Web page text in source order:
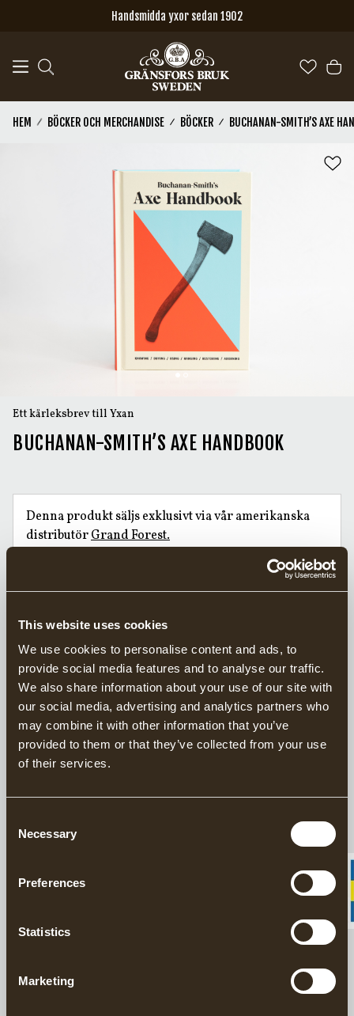
This website uses cookies
We use cookies to personalise content and ads, to
provide social media features and to analyse our traffic.
We also share information about your use of our site with
our social media, advertising and analytics partners who
may combine it with other information that you’ve
provided to them or that they’ve collected from your use
of their services.
Selection
Necessary
Preferences
Statistics
Marketing
Handsmidda yxor sedan 1902
HEM BÖCKER OCH MERCHANDISE BÖCKER BUCHANAN-SMITH’S AXE
Ett kärleksbrev till Yxan
BUCHANAN-SMITH’S AXE HANDBOOK
Denna produkt säljs exklusivt via vår amerikanska
distributörGrand Forest.
Ansvarsfullt tillverkade i Sverige
This book is truly a love letter to the Axe. And has been called a
resourceful guide for anyone looking to reconnect with
handcraft and the outdoors. The Buchanan-Smith’s Axe
Handbook is a compendium for the axe-wielding adventurer by
one of the industry’s leading tastemakers.
Matchande produkter